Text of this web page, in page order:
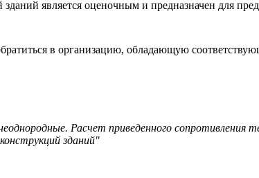
является оценочным и предназначен для
в организацию, обладающую
Расчет приведенного сопротивления
зданий"